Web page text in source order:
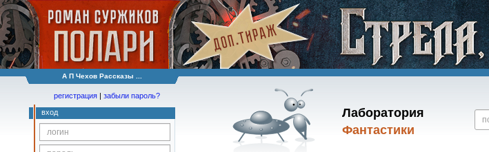
А П Чехов Рассказы ...
Лаборатория
Фантастики
регистрация | забыли пароль?
вход